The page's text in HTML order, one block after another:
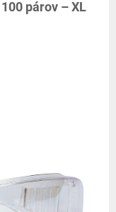
párov – XL